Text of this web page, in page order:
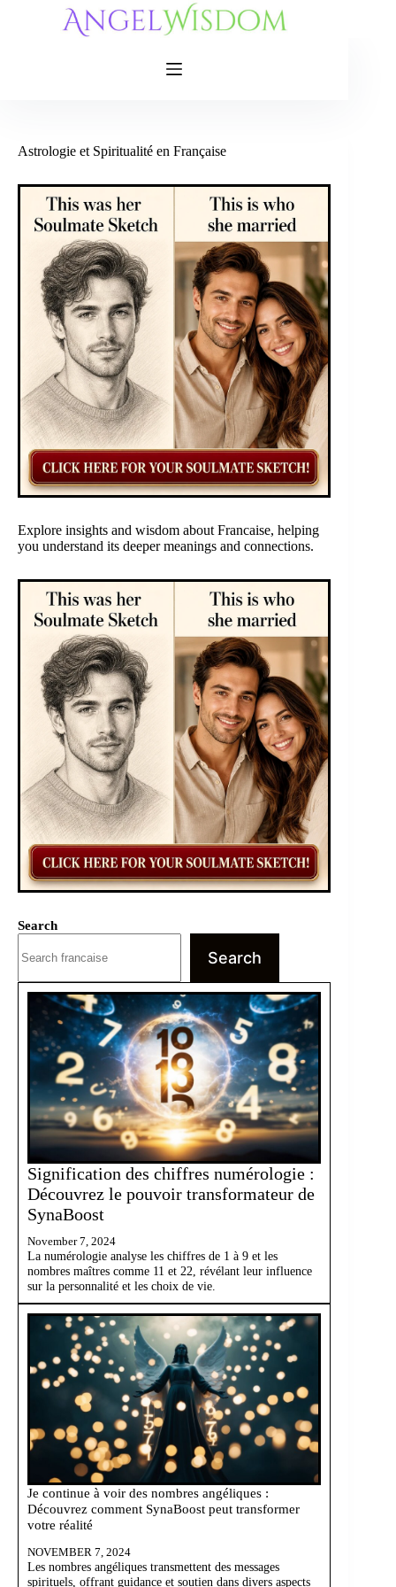
Astrologie et Spiritualité en Française
Explore insights and wisdom about Francaise, helping
you understand its deeper meanings and connections.
Search
Search
Signification des chiffres numérologie :
Découvrez le pouvoir transformateur de
SynaBoost
November 7, 2024
La numérologie analyse les chiffres de 1 à 9 et les
nombres maîtres comme 11 et 22, révélant leur influence
sur la personnalité et les choix de vie.
Je continue à voir des nombres angéliques :
Découvrez comment SynaBoost peut transformer
votre réalité
NOVEMBER 7, 2024
Les nombres angéliques transmettent des messages
spirituels, offrant guidance et soutien dans divers aspects